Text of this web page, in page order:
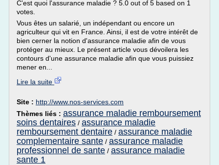
C'est quoi l'assurance maladie ? 5.0 out of 5 based on 1
votes.
Vous êtes un salarié, un indépendant ou encore un
agriculteur qui vit en France. Ainsi, il est de votre intérêt de
bien cerner la notion d'assurance maladie afin de vous
protéger au mieux. Le présent article vous dévoilera les
contours d'une assurance maladie afin que vous puissiez
mener en...
Lire la suite
Site : http://www.nos-services.com
Thèmes liés : assurance maladie remboursement
soins dentaires / assurance maladie
remboursement dentaire / assurance maladie
complementaire sante / assurance maladie
professionnel de sante / assurance maladie
sante 1